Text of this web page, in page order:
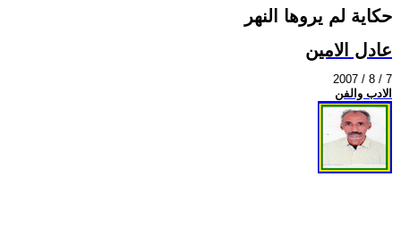
حكاية لم يروها النهر
عادل الامين
2007 / 8 / 7
الادب والفن